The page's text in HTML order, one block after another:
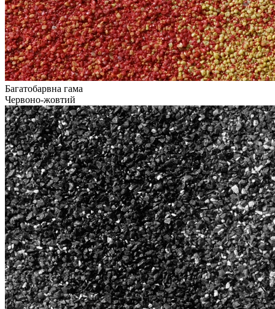
Багатобарвна гама
Червоно-жовтий